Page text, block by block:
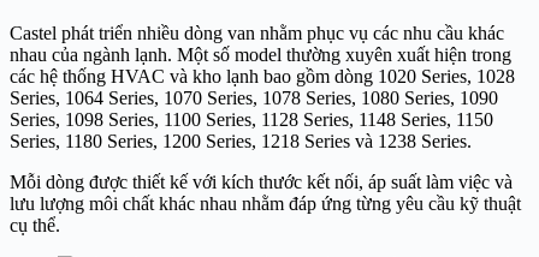
Castel phát triển nhiều dòng van nhằm phục vụ các nhu cầu khác
nhau của ngành lạnh. Một số model thường xuyên xuất hiện trong
các hệ thống HVAC và kho lạnh bao gồm dòng 1020 Series, 1028
Series, 1064 Series, 1070 Series, 1078 Series, 1080 Series, 1090
Series, 1098 Series, 1100 Series, 1128 Series, 1148 Series, 1150
Series, 1180 Series, 1200 Series, 1218 Series và 1238 Series.
Mỗi dòng được thiết kế với kích thước kết nối, áp suất làm việc và
lưu lượng môi chất khác nhau nhằm đáp ứng từng yêu cầu kỹ thuật
cụ thể.